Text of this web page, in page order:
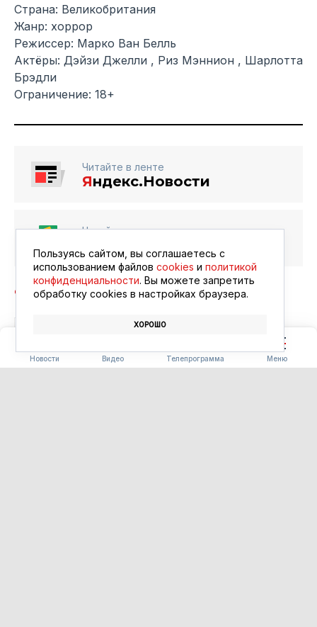
Новости Видео Телепрограмма Меню
Страна: Великобритания
Жанр: хоррор
Режиссер: Марко Ван Белль
Актёры: Дэйзи Джелли , Риз Мэннион , Шарлотта
Брэдли
Ограничение: 18+
Читайте в ленте
Яндекс.Новости
Читайте в ленте
АФИША
Пользуясь сайтом, вы соглашаетесь с
использованием файлов cookies и политикой
конфиденциальности. Вы можете запретить
обработку сookies в настройках браузера.
ХОРОШО